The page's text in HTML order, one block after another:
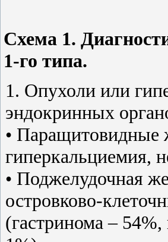
Схема 1.
1-го типа.
1. Опухоли или
эндокринных
• Паращитовидные
гиперкальциемия,
• Поджелудочная
островково-
(гастринома –